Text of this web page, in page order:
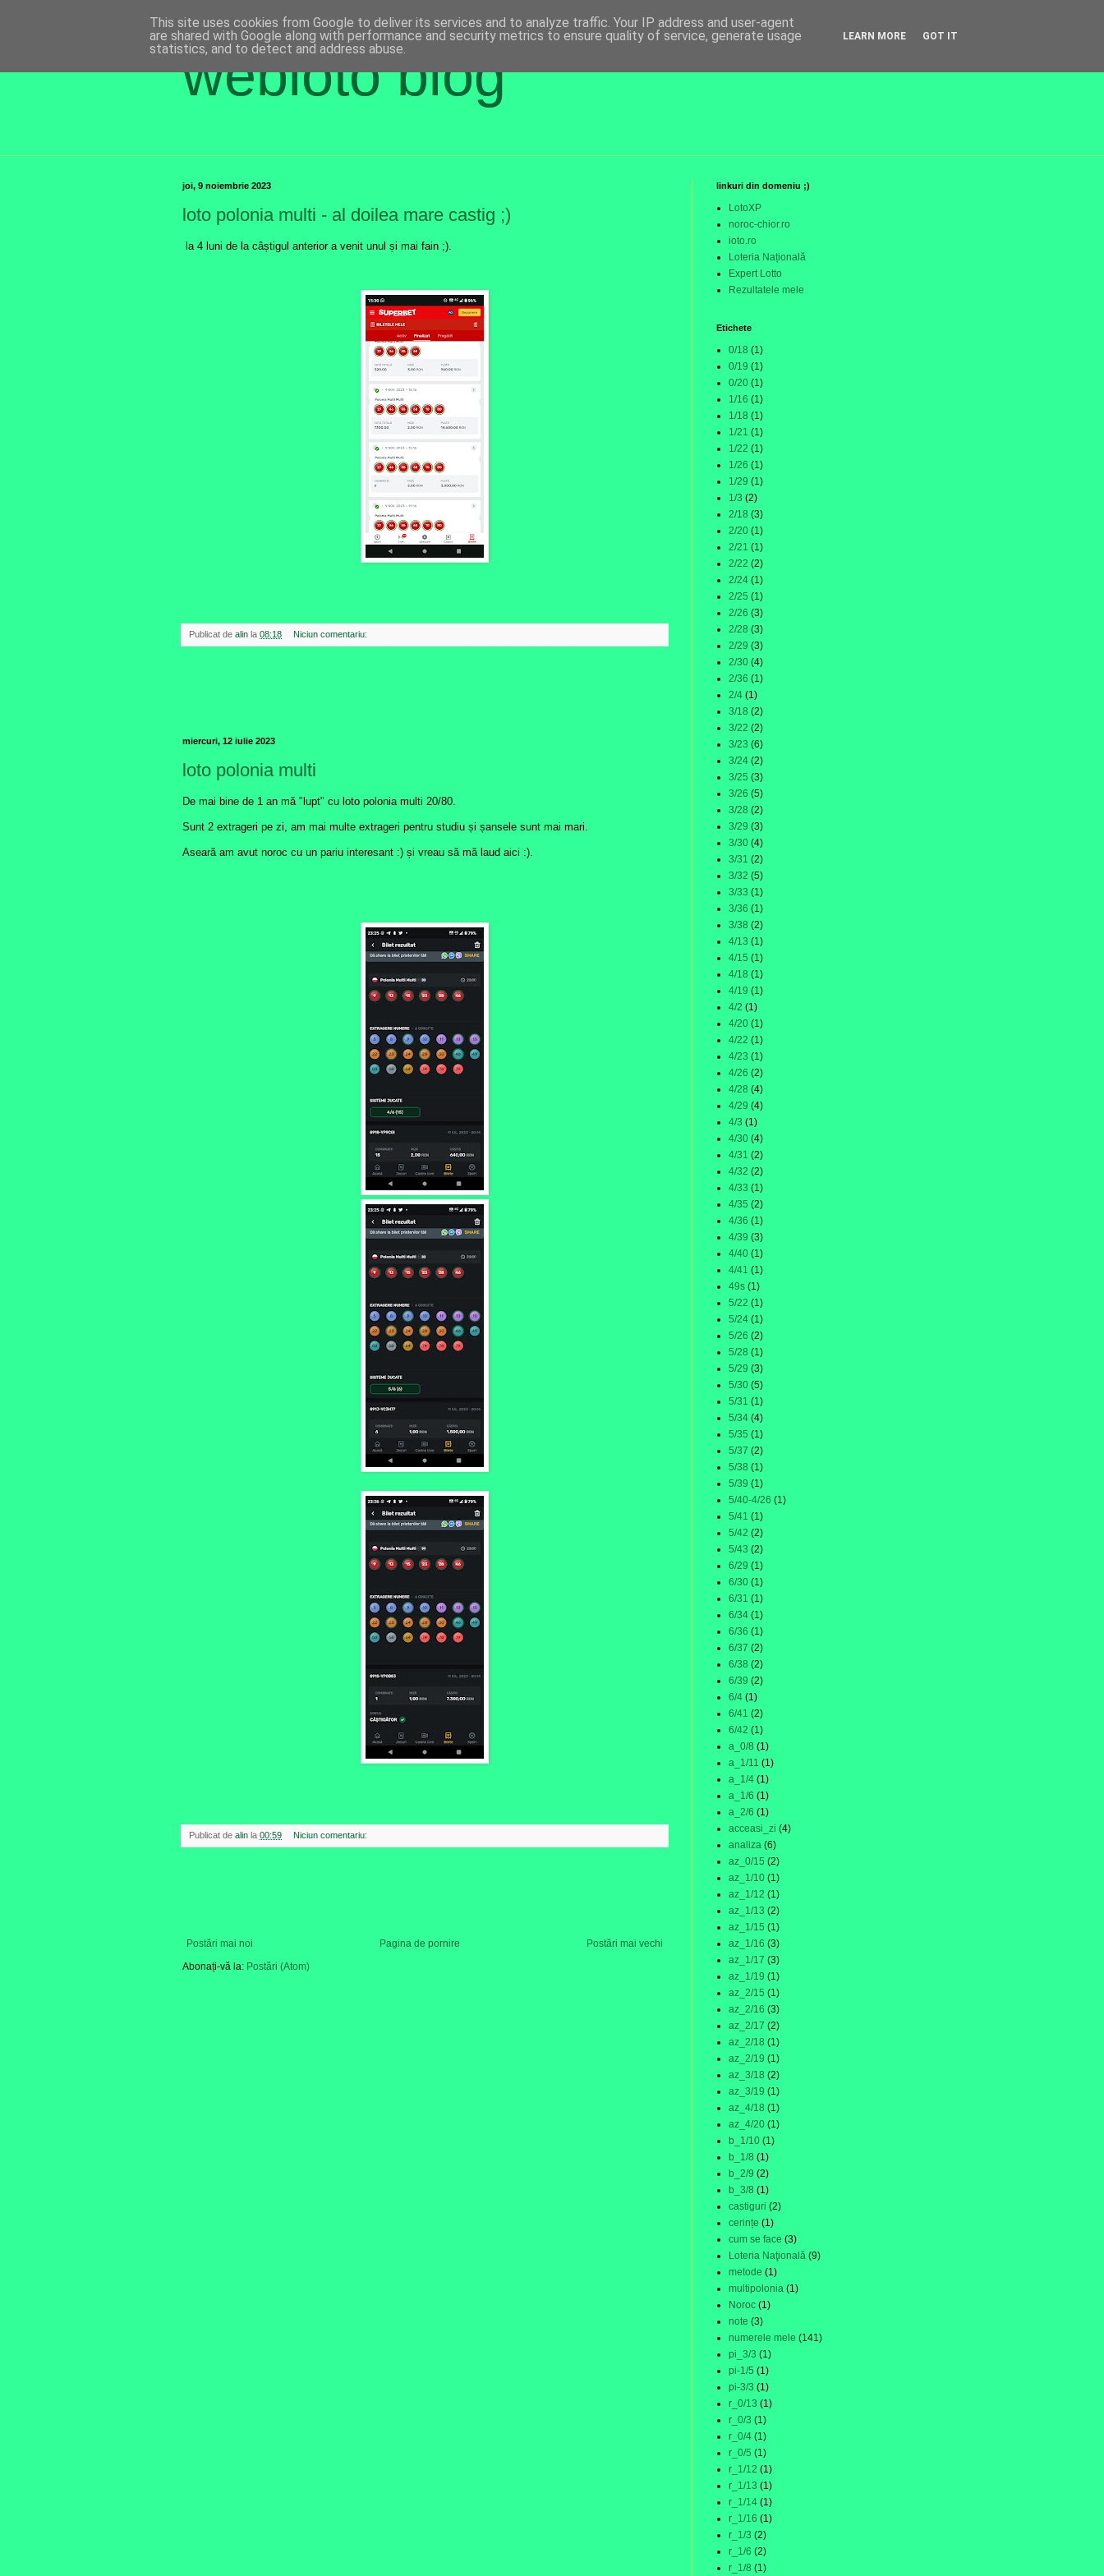
webloto blog
joi, 9 noiembrie 2023
loto polonia multi - al doilea mare castig ;)
la 4 luni de la câștigul anterior a venit unul și mai fain ;).
Publicat de alin la 08:18 Niciun comentariu:
miercuri, 12 iulie 2023
loto polonia multi
De mai bine de 1 an mă "lupt" cu loto polonia multi 20/80.
Sunt 2 extrageri pe zi, am mai multe extrageri pentru studiu și șansele sunt mai mari.
Aseară am avut noroc cu un pariu interesant :) și vreau să mă laud aici :).
Publicat de alin la 00:59 Niciun comentariu:
Postări mai noi Postări mai vechi
Pagina de pornire
Abonați-vă la: Postări (Atom)
linkuri din domeniu ;)
LotoXP
noroc-chior.ro
ioto.ro
Loteria Națională
Expert Lotto
Rezultatele mele
Etichete
0/18 (1)
0/19 (1)
0/20 (1)
1/16 (1)
1/18 (1)
1/21 (1)
1/22 (1)
1/26 (1)
1/29 (1)
1/3 (2)
2/18 (3)
2/20 (1)
2/21 (1)
2/22 (2)
2/24 (1)
2/25 (1)
2/26 (3)
2/28 (3)
2/29 (3)
2/30 (4)
2/36 (1)
2/4 (1)
3/18 (2)
3/22 (2)
3/23 (6)
3/24 (2)
3/25 (3)
3/26 (5)
3/28 (2)
3/29 (3)
3/30 (4)
3/31 (2)
3/32 (5)
3/33 (1)
3/36 (1)
3/38 (2)
4/13 (1)
4/15 (1)
4/18 (1)
4/19 (1)
4/2 (1)
4/20 (1)
4/22 (1)
4/23 (1)
4/26 (2)
4/28 (4)
4/29 (4)
4/3 (1)
4/30 (4)
4/31 (2)
4/32 (2)
4/33 (1)
4/35 (2)
4/36 (1)
4/39 (3)
4/40 (1)
4/41 (1)
49s (1)
5/22 (1)
5/24 (1)
5/26 (2)
5/28 (1)
5/29 (3)
5/30 (5)
5/31 (1)
5/34 (4)
5/35 (1)
5/37 (2)
5/38 (1)
5/39 (1)
5/40-4/26 (1)
5/41 (1)
5/42 (2)
5/43 (2)
6/29 (1)
6/30 (1)
6/31 (1)
6/34 (1)
6/36 (1)
6/37 (2)
6/38 (2)
6/39 (2)
6/4 (1)
6/41 (2)
6/42 (1)
a_0/8 (1)
a_1/11 (1)
a_1/4 (1)
a_1/6 (1)
a_2/6 (1)
acceasi_zi (4)
analiza (6)
az_0/15 (2)
az_1/10 (1)
az_1/12 (1)
az_1/13 (2)
az_1/15 (1)
az_1/16 (3)
az_1/17 (3)
az_1/19 (1)
az_2/15 (1)
az_2/16 (3)
az_2/17 (2)
az_2/18 (1)
az_2/19 (1)
az_3/18 (2)
az_3/19 (1)
az_4/18 (1)
az_4/20 (1)
b_1/10 (1)
b_1/8 (1)
b_2/9 (2)
b_3/8 (1)
castiguri (2)
cerințe (1)
cum se face (3)
Loteria Naţională (9)
metode (1)
multipolonia (1)
Noroc (1)
note (3)
numerele mele (141)
pi_3/3 (1)
pi-1/5 (1)
pi-3/3 (1)
r_0/13 (1)
r_0/3 (1)
r_0/4 (1)
r_0/5 (1)
r_1/12 (1)
r_1/13 (1)
r_1/14 (1)
r_1/16 (1)
r_1/3 (2)
r_1/6 (2)
r_1/8 (1)
This site uses cookies from Google to deliver its services and to analyze traffic. Your IP address and user-agent
are shared with Google along with performance and security metrics to ensure quality of service, generate usage
statistics, and to detect and address abuse.
LEARN MORE GOT IT